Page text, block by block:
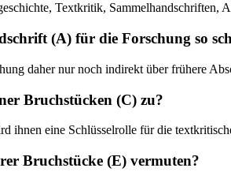
Textkritik,
(A) für die Forschung so
daher nur noch indirekt über frühere
Bruchstücken (C) zu?
ihnen eine Schlüsselrolle für die
Bruchstücke (E) vermuten?